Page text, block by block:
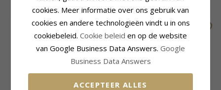
cookies. Meer informatie over ons gebruik van
cookies en andere technologieën vindt u in ons
cookiebeleid. Cookie beleid en op de website
van Google Business Data Answers. Google
Business Data Answers
ACCEPTEER ALLES